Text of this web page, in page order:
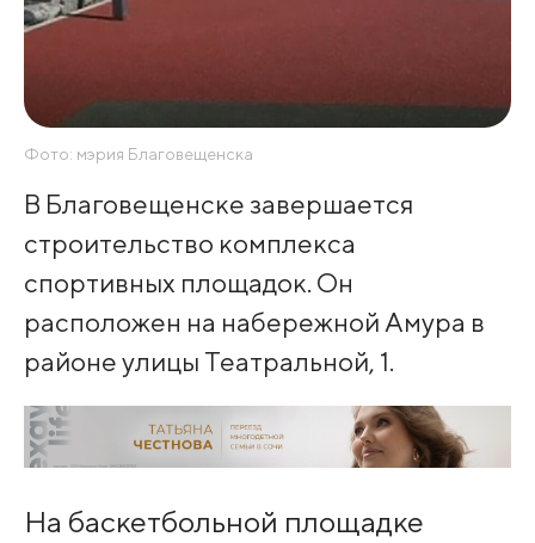
Фото: мэрия Благовещенска
В Благовещенске завершается
строительство комплекса
спортивных площадок. Он
расположен на набережной Амура в
районе улицы Театральной, 1.
На баскетбольной площадке